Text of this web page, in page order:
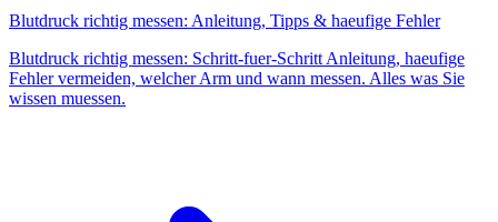
Blutdruck richtig messen: Anleitung, Tipps & haeufige Fehler
Blutdruck richtig messen: Schritt-fuer-Schritt Anleitung, haeufige
Fehler vermeiden, welcher Arm und wann messen. Alles was Sie
wissen muessen.